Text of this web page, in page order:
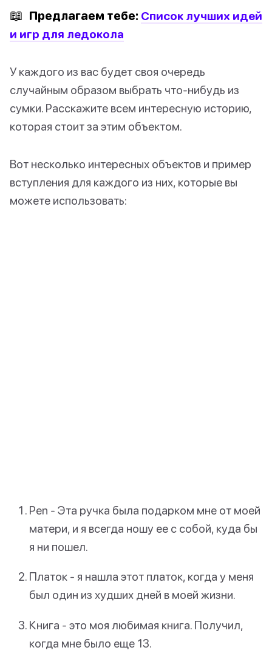
📖 Предлагаем тебе: Список лучших идей
и игр для ледокола
У каждого из вас будет своя очередь
случайным образом выбрать что-нибудь из
сумки. Расскажите всем интересную историю,
которая стоит за этим объектом.
Вот несколько интересных объектов и пример
вступления для каждого из них, которые вы
можете использовать:
Pen - Эта ручка была подарком мне от моей
матери, и я всегда ношу ее с собой, куда бы
я ни пошел.
Платок - я нашла этот платок, когда у меня
был один из худших дней в моей жизни.
Книга - это моя любимая книга. Получил,
когда мне было еще 13.